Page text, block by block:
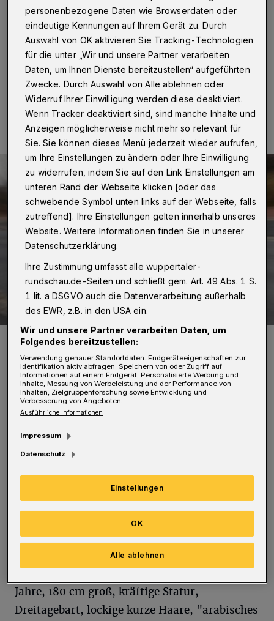
Wuppertal·Ein Mann ist am Samstag (20. Mai 2017)
auf der Rödiger Straße in Barmen ausgeraubt worden.
Der 24-Jährige wurde auf Höhe der Bogenstraße von
zwei Männern verfolgt und angesprochen.
21.05.2017 , 09:48 Uhr Eine Minute Lesezeit
Symbolfoto.
Während einer das Handy aus der
Jackentasche ziehen wollte, zog der andere
Das Opfer wehrte den Angriff zunächst ab,
wurde aber zu Boden gestoßen. Die Räuber
flüchteten mit dem Handy in Richtung Alter
Markt. Der 24-Jährige blieb unverletzt.
Jahre, 180 cm groß, kräftige Statur,
Dreitagebart, lockige kurze Haare, "arabisches
personenbezogene Daten wie Browserdaten oder
eindeutige Kennungen auf Ihrem Gerät zu. Durch
Auswahl von OK aktivieren Sie Tracking-Technologien
für die unter „Wir und unsere Partner verarbeiten
Daten, um Ihnen Dienste bereitzustellen“ aufgeführten
Zwecke. Durch Auswahl von Alle ablehnen oder
Widerruf Ihrer Einwilligung werden diese deaktiviert.
Wenn Tracker deaktiviert sind, sind manche Inhalte und
Anzeigen möglicherweise nicht mehr so relevant für
Sie. Sie können dieses Menü jederzeit wieder aufrufen,
um Ihre Einstellungen zu ändern oder Ihre Einwilligung
zu widerrufen, indem Sie auf den Link Einstellungen am
unteren Rand der Webseite klicken [oder das
schwebende Symbol unten links auf der Webseite, falls
zutreffend]. Ihre Einstellungen gelten innerhalb unseres
Website. Weitere Informationen finden Sie in unserer
Datenschutzerklärung.
Ihre Zustimmung umfasst alle wuppertaler-
rundschau.de-Seiten und schließt gem. Art. 49 Abs. 1 S.
1 lit. a DSGVO auch die Datenverarbeitung außerhalb
des EWR, z.B. in den USA ein.
Wir und unsere Partner verarbeiten Daten, um
Folgendes bereitzustellen:
Verwendung genauer Standortdaten. Endgeräteeigenschaften zur
Identifikation aktiv abfragen. Speichern von oder Zugriff auf
Informationen auf einem Endgerät. Personalisierte Werbung und
Inhalte, Messung von Werbeleistung und der Performance von
Inhalten, Zielgruppenforschung sowie Entwicklung und
Verbesserung von Angeboten.
Ausführliche Informationen
Impressum
Datenschutz
Einstellungen
Alle ablehnen
OK